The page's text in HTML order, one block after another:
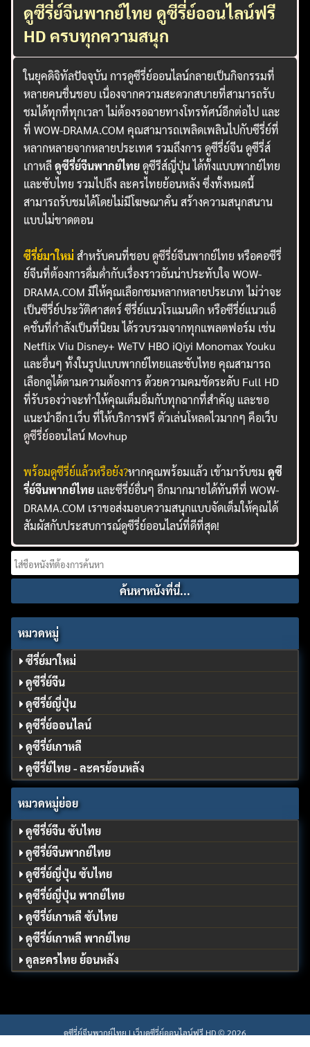
ดูซีรี่ย์จีนพากย์ไทย ดูซีรี่ย์ออนไลน์ฟรี
HD ครบทุกความสนุก
ในยุคดิจิทัลปัจจุบัน การดูซีรี่ย์ออนไลน์กลายเป็นกิจกรรมที่
หลายคนชื่นชอบ เนื่องจากความสะดวกสบายที่สามารถรับ
ชมได้ทุกที่ทุกเวลา ไม่ต้องรอฉายทางโทรทัศน์อีกต่อไป และ
ที่ WOW-DRAMA.COM คุณสามารถเพลิดเพลินไปกับซีรี่ย์ที่
หลากหลายจากหลายประเทศ รวมถึงการ ดูซีรี่ย์จีน ดูซีรี่ส์
เกาหลีดูซีรี่ย์จีนพากย์ไทยดูซีรีส์ญี่ปุ่น ได้ทั้งแบบพากย์ไทย
และซับไทย รวมไปถึง ละครไทยย้อนหลัง ซึ่งทั้งหมดนี้
สามารถรับชมได้โดยไม่มีโฆษณาคั่น สร้างความสนุกสนาน
แบบไม่ขาดตอน
ซีรี่ย์มาใหม่ สำหรับคนที่ชอบดูซีรี่ย์จีนพากย์ไทย หรือคอซีรี่
ย์จีนที่ต้องการดื่มด่ำกับเรื่องราวอันน่าประทับใจ WOW-
DRAMA.COM มีให้คุณเลือกชมหลากหลายประเภท ไม่ว่าจะ
เป็นซีรี่ย์ประวัติศาสตร์ ซีรี่ย์แนวโรแมนติก หรือซีรี่ย์แนวแอ็
คชั่นที่กำลังเป็นที่นิยม ได้รวบรวมจากทุกแพลตฟอร์ม เช่น
Netflix Viu Disney+ WeTV HBO iQiyi Monomax Youku
และอื่นๆ ทั้งในรูปแบบพากย์ไทยและซับไทย คุณสามารถ
เลือกดูได้ตามความต้องการ ด้วยความคมชัดระดับ Full HD
ที่รับรองว่าจะทำให้คุณเต็มอิ่มกับทุกฉากที่สำคัญ และขอ
แนะนำอีก1เว็บ ที่ให้บริการฟรี ตัวเล่นโหลดไวมากๆ คือเว็บ
ดูซีรี่ย์ออนไลน์ Movhup
พร้อมดูซีรี่ย์แล้วหรือยัง?หากคุณพร้อมแล้ว เข้ามารับชมดูซี
รี่ย์จีนพากย์ไทย และซีรี่ย์อื่นๆ อีกมากมายได้ทันทีที่ WOW-
DRAMA.COM เราขอส่งมอบความสนุกแบบจัดเต็มให้คุณได้
สัมผัสกับประสบการณ์ดูซีรี่ย์ออนไลน์ที่ดีที่สุด!
Search
for:
หมวดหมู่
ซีรี่ย์มาใหม่
ดูซีรี่ย์จีน
ดูซีรี่ย์ญี่ปุ่น
ดูซีรี่ย์ออนไลน์
ดูซีรี่ย์เกาหลี
ดูซีรี่ย์ไทย - ละครย้อนหลัง
หมวดหมู่ย่อย
ดูซีรี่ย์จีน ซับไทย
ดูซีรี่ย์จีนพากย์ไทย
ดูซีรี่ย์ญี่ปุ่น ซับไทย
ดูซีรี่ย์ญี่ปุ่น พากย์ไทย
ดูซีรี่ย์เกาหลี ซับไทย
ดูซีรี่ย์เกาหลี พากย์ไทย
ดูละครไทย ย้อนหลัง
ดูซีรี่ย์จีนพากย์ไทย | เว็บดูซีรี่ย์ออนไลน์ฟรี HD © 2026